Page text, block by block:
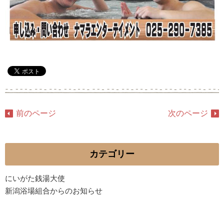
前のページ 次のページ
カテゴリー
にいがた銭湯大使
新潟浴場組合からのお知らせ